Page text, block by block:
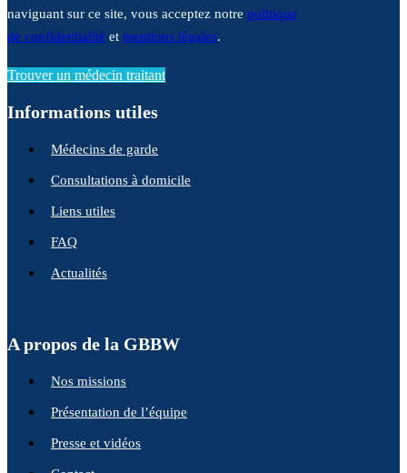
naviguant sur ce site, vous acceptez notre politique
de confidentialité et mentions légales.
Trouver un médecin traitant
Informations utiles
Médecins de garde
Consultations à domicile
Liens utiles
FAQ
Actualités
A propos de la GBBW
Nos missions
Présentation de l’équipe
Presse et vidéos